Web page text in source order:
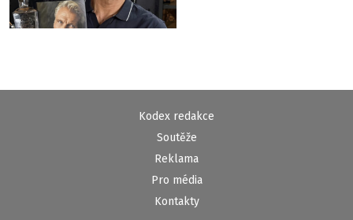
Kodex redakce
Soutěže
Reklama
Pro média
Kontakty